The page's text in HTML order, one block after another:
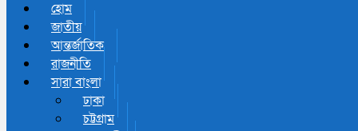
হোম
জাতীয়
আন্তর্জাতিক
রাজনীতি
সারা বাংলা
ঢাকা
চট্টগ্রাম